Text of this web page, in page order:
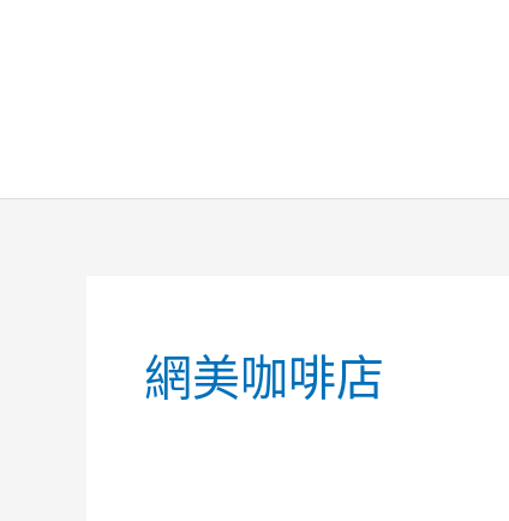
網美咖啡店